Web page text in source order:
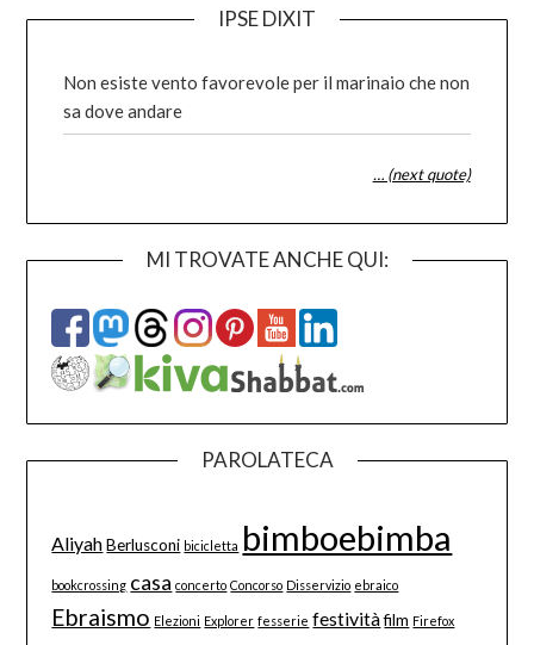
IPSE DIXIT
Non esiste vento favorevole per il marinaio che non
sa dove andare
… (next quote)
MI TROVATE ANCHE QUI:
PAROLATECA
Aliyah Berlusconi bicicletta bimboebimba
bookcrossing casa concerto Concorso Disservizio ebraico
Ebraismo Elezioni Explorer fesserie festività film Firefox